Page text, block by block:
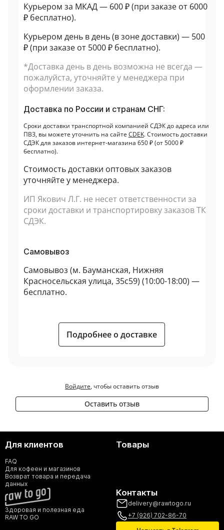
Курьером за МКАД — 600 ₽ (при заказе от 6000
₽ бесплатно).
Курьером день в день (в зоне доставки) — 500
₽ (при заказе от 5000 ₽ бесплатно).
*Доставка день в день возможна не всегда —
пожалуйста, уточняйте у менеджера при
оформлении заказа.
Доставка по России и странам СНГ:
Сроки доставки транспортной компанией СДЭК до адреса или
ПВЗ, вы можете уточнить на сайте CDEK. Стоимость доставки
СДЭК для заказов интернет-магазина 650 ₽ (от 5000 ₽
бесплатно).
Стоимость доставки оптовых заказов
уточняйте у менеджера.
ИП Якович Л.Г. не несет ответственности за
сроки доставки и транспортировку заказов ТК
СДЭК.
Самовывоз
Самовывоз (м. Бауманская, Нижняя
Красносельская улица, 35с59) (10:00-18:00) —
бесплатно.
Подробнее о доставке
Войдите, чтобы оставить отзыв
Оставить отзыв
Для клиентов
FAQ
Для кофеен и магазинов
Возврат товара и передача
данных
Товары
Здоровая и полезная еда
RAW TO GO
Контакты
delivery@rawtogo.ru
+7 (926) 702-86-70